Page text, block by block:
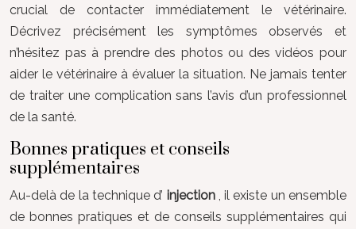
crucial de contacter immédiatement le vétérinaire.
Décrivez précisément les symptômes observés et
n’hésitez pas à prendre des photos ou des vidéos pour
aider le vétérinaire à évaluer la situation. Ne jamais tenter
de traiter une complication sans l’avis d’un professionnel
de la santé.
Bonnes pratiques et conseils
supplémentaires
Au-delà de la technique d’ injection , il existe un ensemble
de bonnes pratiques et de conseils supplémentaires qui